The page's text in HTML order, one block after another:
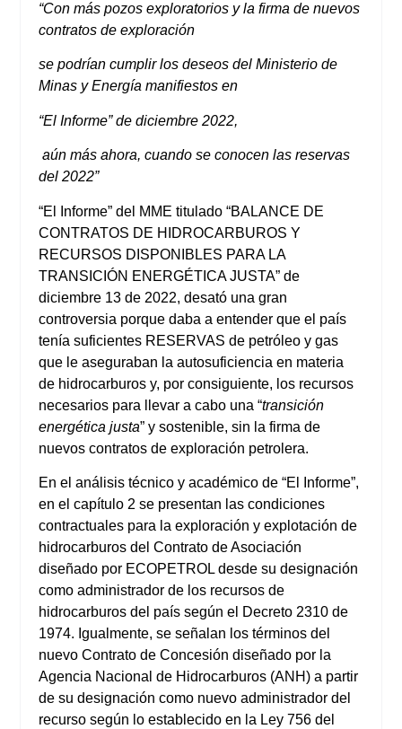
“Con más pozos exploratorios y la firma de nuevos
contratos de exploración
se podrían cumplir los deseos del Ministerio de
Minas y Energía manifiestos en
“El Informe” de diciembre 2022,
aún más ahora, cuando se conocen las reservas
del 2022”
“El Informe” del MME titulado “BALANCE DE
CONTRATOS DE HIDROCARBUROS Y
RECURSOS DISPONIBLES PARA LA
TRANSICIÓN ENERGÉTICA JUSTA” de
diciembre 13 de 2022, desató una gran
controversia porque daba a entender que el país
tenía suficientes RESERVAS de petróleo y gas
que le aseguraban la autosuficiencia en materia
de hidrocarburos y, por consiguiente, los recursos
necesarios para llevar a cabo una “transición
energética justa” y sostenible, sin la firma de
nuevos contratos de exploración petrolera.
En el análisis técnico y académico de “El Informe”,
en el capítulo 2 se presentan las condiciones
contractuales para la exploración y explotación de
hidrocarburos del Contrato de Asociación
diseñado por ECOPETROL desde su designación
como administrador de los recursos de
hidrocarburos del país según el Decreto 2310 de
1974. Igualmente, se señalan los términos del
nuevo Contrato de Concesión diseñado por la
Agencia Nacional de Hidrocarburos (ANH) a partir
de su designación como nuevo administrador del
recurso según lo establecido en la Ley 756 del